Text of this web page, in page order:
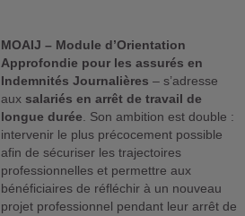
MOAIJ – Module d’Orientation
Approfondie pour les assurés en
Indemnités Journalières– s’adresse
aux salariés en arrêt de travail de
longue durée. Son ambition est double :
intervenir le plus précocement possible
afin de sécuriser les trajectoires
professionnelles et permettre aux
bénéficiaires de réfléchir à un nouveau
projet professionnel pendant leur arrêt de